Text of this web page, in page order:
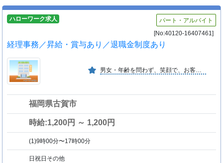
ハローワーク求人
パート・アルバイト
[No:40120-16407461]
経理事務／昇給・賞与あり／退職金制度あり
男女・年齢を問わず、笑顔で、お客様・患者様に、おもてなしの医療を提供します。ＯＴＣを一緒に勉強出来る職場です。
福岡県古賀市
時給:1,200円 ～ 1,200円
(1)9時00分〜17時00分
日祝日その他